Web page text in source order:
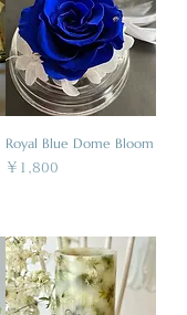
Royal Blue Dome Bloom
価格
￥1,800